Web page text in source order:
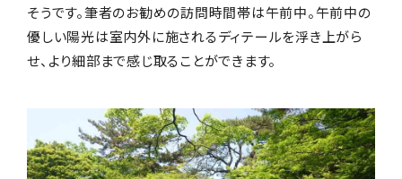
そうです。筆者のお勧めの訪問時間帯は午前中。午前中の
優しい陽光は室内外に施されるディテールを浮き上がら
せ、より細部まで感じ取ることができます。